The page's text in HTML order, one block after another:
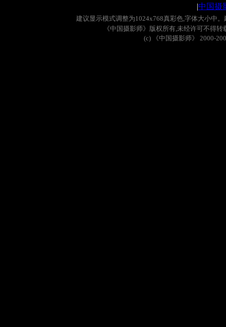
|中国摄
建议显示模式调整为1024x768真彩色,字体大小中。
《中国摄影师》版权所有,未经许可不得转
(c)
《中国摄影师》 2000-200